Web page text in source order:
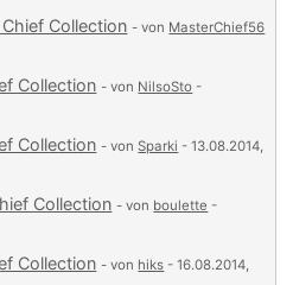
Collection - von MasterChief56
Collection - von NilsoSto -
Collection - vonSparki - 13.08.2014,
Collection - von boulette -
Collection - von hiks - 16.08.2014,